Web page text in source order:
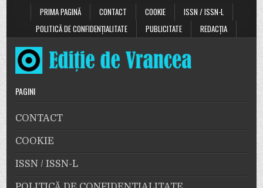
PRIMA PAGINĂ
CONTACT COOKIE
ISSN / ISSN-L
POLITICĂ DE CONFIDENȚIALITATE
PUBLICITATE REDACȚIA
PAGINI
CONTACT
COOKIE
ISSN / ISSN-L